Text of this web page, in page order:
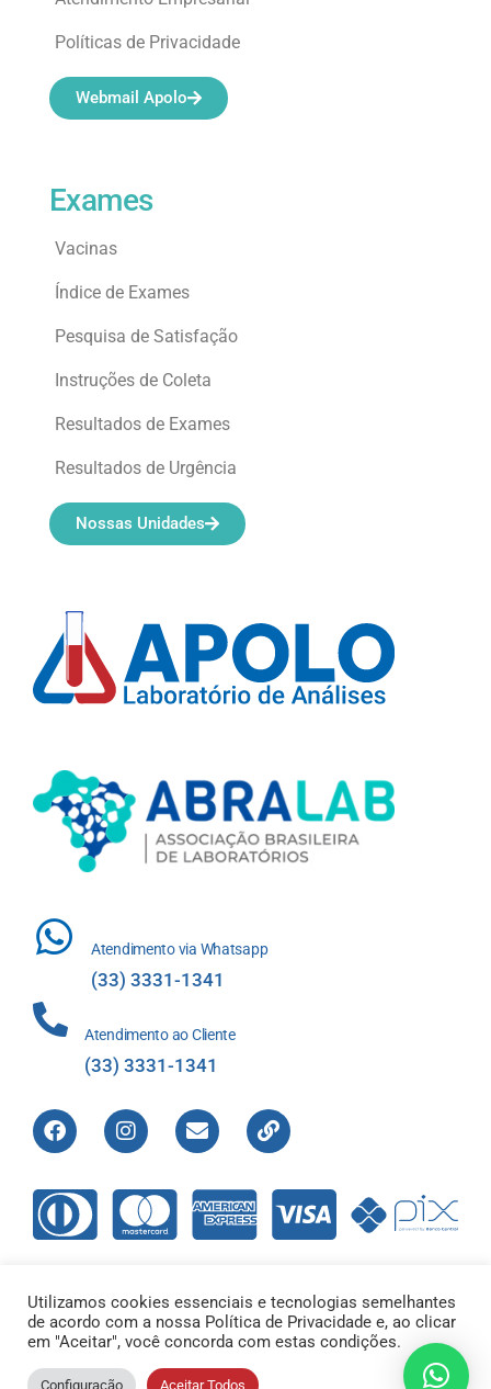
Atendimento via Whatsapp
(33) 3331-1341
Atendimento ao Cliente
(33) 3331-1341
Exames
Vacinas
Índice de Exames
Pesquisa de Satisfação
Instruções de Coleta
Resultados de Exames
Resultados de Urgência
Nossas Unidades
Políticas de Privacidade
Webmail Apolo
Direitos Reservados © 2012-2022 Laboratório de Análises Apolo
Ltda – 00.421.604/0001-01 |
Utilizamos cookies essenciais e tecnologias semelhantes
de acordo com a nossa Política de Privacidade e, ao clicar
em "Aceitar", você concorda com estas condições.
Configuração Aceitar Todos